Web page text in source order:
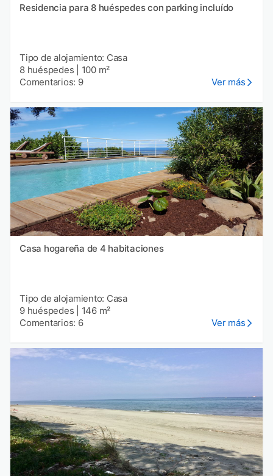
Residencia para 8 huéspedes con parking incluído
Tipo de alojamiento: Casa
8 huéspedes
100 m²
Comentarios: 9
Ver más
Casa hogareña de 4 habitaciones
Tipo de alojamiento: Casa
9 huéspedes
146 m²
Comentarios: 6
Ver más